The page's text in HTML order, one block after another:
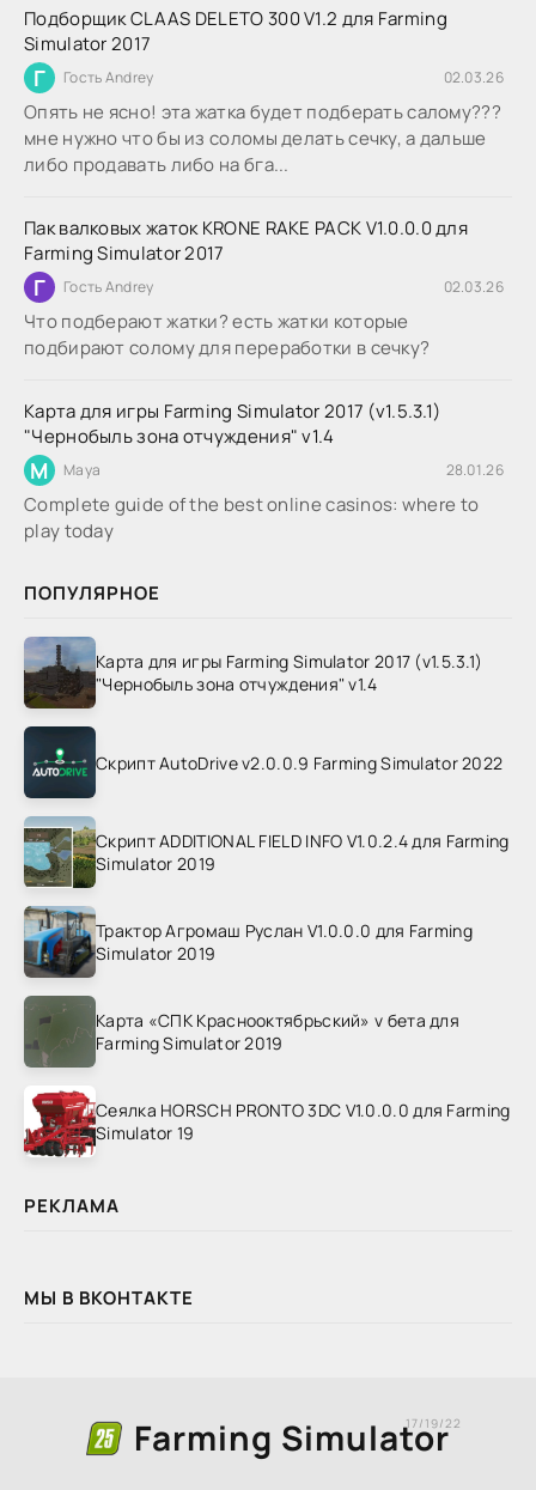
Подборщик CLAAS DELETO 300 V1.2 для Farming
Simulator 2017
Г Гость Andrey 02.03.26
Опять не ясно! эта жатка будет подберать салому???
мне нужно что бы из соломы делать сечку, а дальше
либо продавать либо на бга...
Пак валковых жаток KRONE RAKE PACK V1.0.0.0 для
Farming Simulator 2017
Г Гость Andrey 02.03.26
Что подберают жатки? есть жатки которые
подбирают солому для переработки в сечку?
Карта для игры Farming Simulator 2017 (v1.5.3.1)
"Чернобыль зона отчуждения" v1.4
M Maya 28.01.26
Complete guide of the best online casinos: where to
play today
ПОПУЛЯРНОЕ
Карта для игры Farming Simulator 2017 (v1.5.3.1)
"Чернобыль зона отчуждения" v1.4
Скрипт AutoDrive v2.0.0.9 Farming Simulator 2022
Скрипт ADDITIONAL FIELD INFO V1.0.2.4 для Farming
Simulator 2019
Трактор Агромаш Руслан V1.0.0.0 для Farming
Simulator 2019
Карта «СПК Краснооктябрьский» v бета для
Farming Simulator 2019
Сеялка HORSCH PRONTO 3DC V1.0.0.0 для Farming
Simulator 19
РЕКЛАМА
МЫ В ВКОНТАКТЕ
Farming Simulator
17/19/22